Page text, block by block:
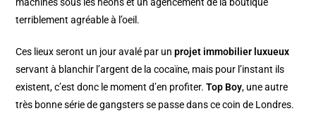
machines sous les néons et un agencement de la boutique
terriblement agréable à l’oeil.
Ces lieux seront un jour avalé par unprojet immobilier luxueux
servant à blanchir l’argent de la cocaïne, mais pour l’instant ils
existent, c’est donc le moment d’en profiter.Top Boy, une autre
très bonne série de gangsters se passe dans ce coin de Londres.